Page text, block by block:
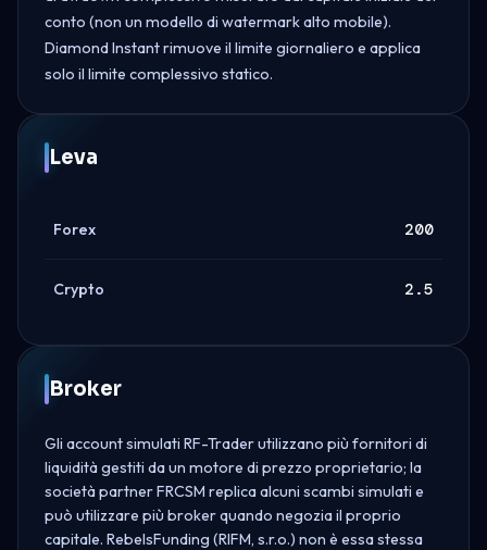
conto (non un modello di watermark alto mobile).
Diamond Instant rimuove il limite giornaliero e applica
solo il limite complessivo statico.
Leva
Forex 200
Crypto 2.5
Broker
Gli account simulati RF-Trader utilizzano più fornitori di
liquidità gestiti da un motore di prezzo proprietario; la
società partner FRCSM replica alcuni scambi simulati e
può utilizzare più broker quando negozia il proprio
capitale. RebelsFunding (RIFM, s.r.o.) non è essa stessa